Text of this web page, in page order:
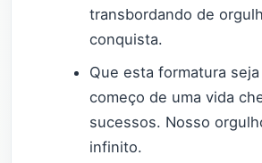
transbordando de
conquista.
Que esta formatura
começo de uma vida
sucessos. Nosso
infinito.